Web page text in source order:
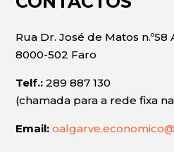
Rua Dr. José de Matos n.º58
8000-502 Faro
Telf.: 289 887 130
(chamada para a rede fixa
Email: